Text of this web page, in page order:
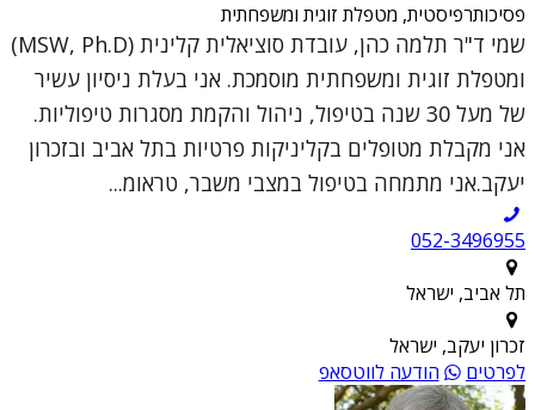
פסיכותרפיסטית, מטפלת זוגית ומשפחתית
שמי ד"ר תלמה כהן, עובדת סוציאלית קלינית (MSW, Ph.D)
ומטפלת זוגית ומשפחתית מוסמכת. אני בעלת ניסיון עשיר
של מעל 30 שנה בטיפול, ניהול והקמת מסגרות טיפוליות.
אני מקבלת מטופלים בקליניקות פרטיות בתל אביב ובזכרון
יעקב.אני מתמחה בטיפול במצבי משבר, טראומ...
052-3496955
תל אביב, ישראל
זכרון יעקב, ישראל
לפרטים
הודעה לווטסאפ